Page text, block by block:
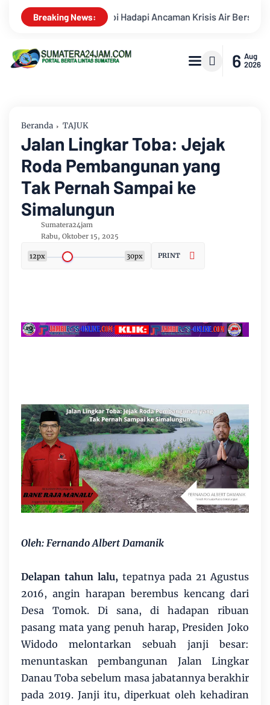
Breaking News:
Air Bersih dan Karhutla Kekeruhan Sungai Batanghari
6 Aug
2026
Beranda TAJUK
Jalan Lingkar Toba: Jejak
Roda Pembangunan yang
Tak Pernah Sampai ke
Simalungun
Sumatera24jam
Rabu, Oktober 15, 2025
12px 30px PRINT
Oleh: Fernando Albert Damanik
Delapan tahun lalu,tepatnya pada 21 Agustus
2016, angin harapan berembus kencang dari
Desa Tomok. Di sana, di hadapan ribuan
pasang mata yang penuh harap, Presiden Joko
Widodo melontarkan sebuah janji besar:
menuntaskan pembangunan Jalan Lingkar
Danau Toba sebelum masa jabatannya berakhir
pada 2019. Janji itu, diperkuat oleh kehadiran